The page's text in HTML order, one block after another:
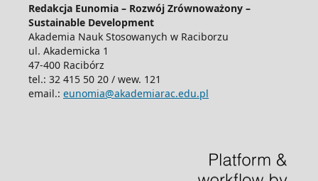
Redakcja Eunomia – Rozwój Zrównoważony –
Sustainable Development
Akademia Nauk Stosowanych w Raciborzu
ul. Akademicka 1
47-400 Racibórz
tel.: 32 415 50 20 / wew. 121
email.: eunomia@akademiarac.edu.pl